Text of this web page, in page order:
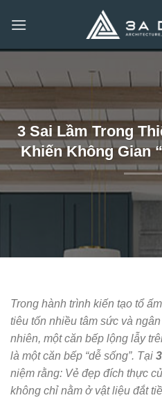
qua
3 Sai Lầm Trong
Khiến Không Gian
Trong hành trình kiến tạo tổ
tiêu tốn nhiều tâm sức và
nhiên, một căn bếp lộng lẫy
là một căn bếp “dễ sống”. Tại
niệm rằng: Vẻ đẹp đích thực
không chỉ nằm ở vật liệu đắt